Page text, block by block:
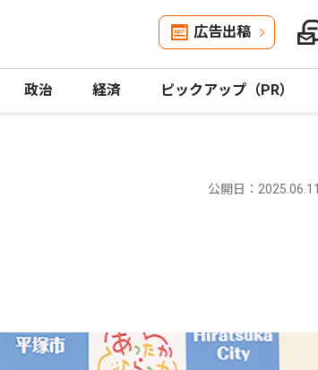
広告出稿
政治 経済 ピックアップ（PR）
公開日：2025.06.11